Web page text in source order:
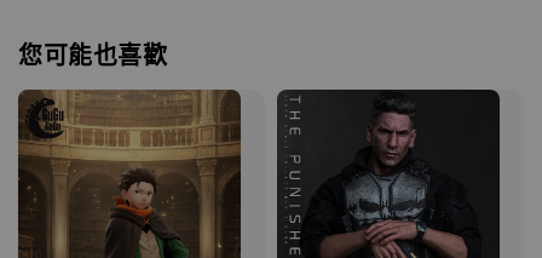
您可能也喜歡